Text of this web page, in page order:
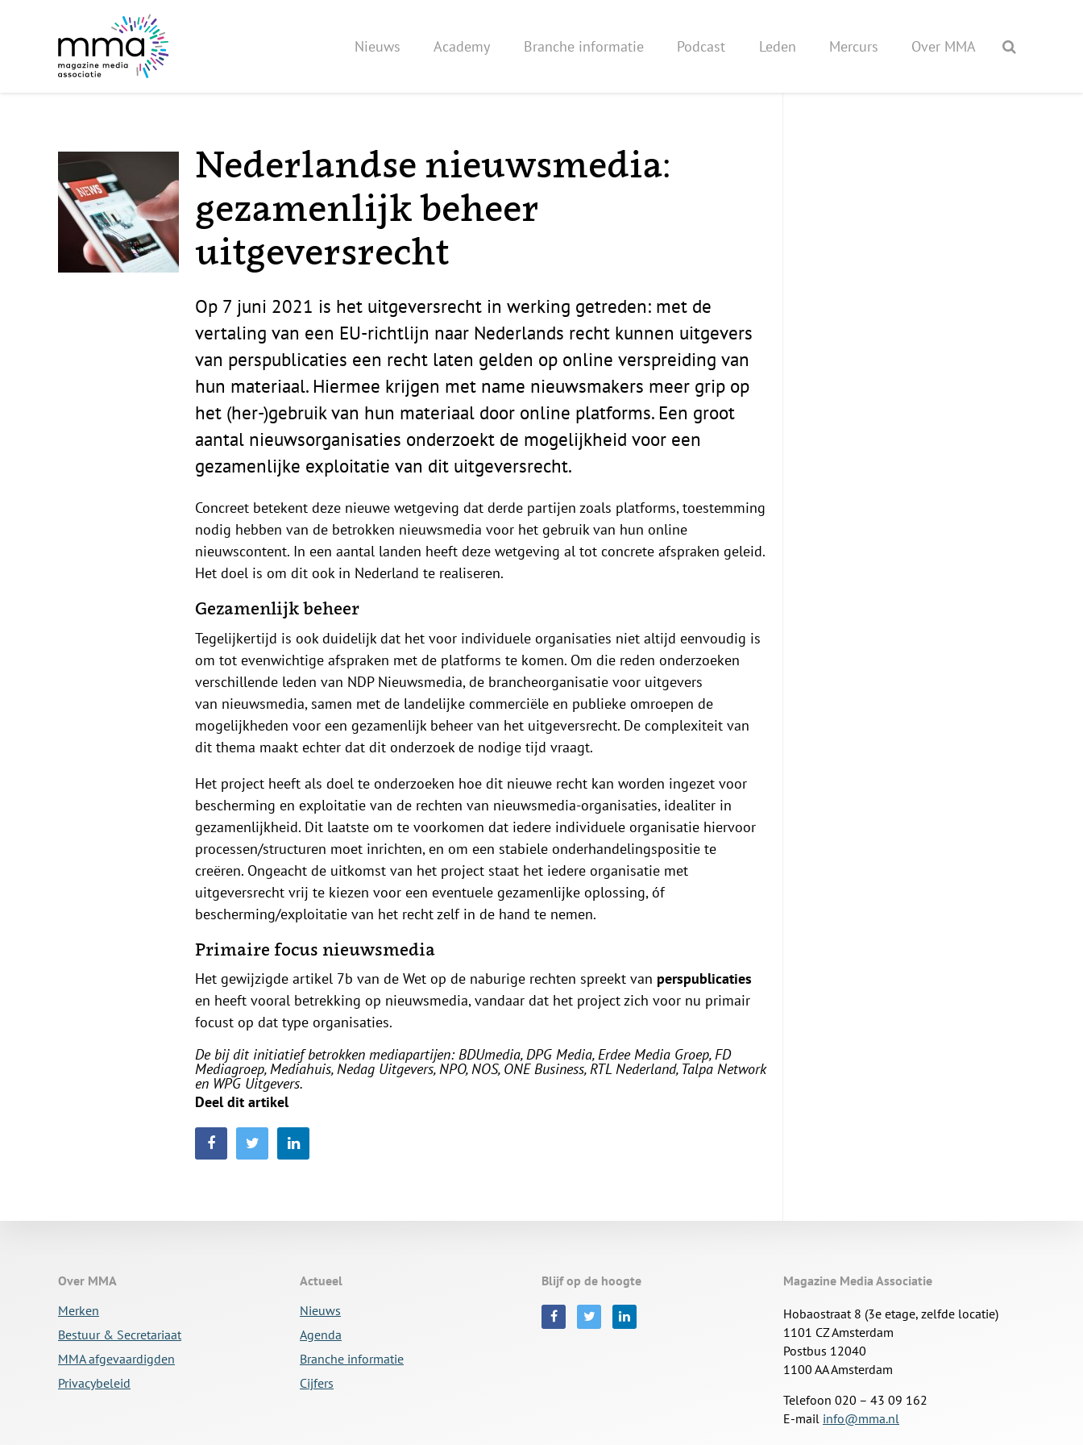
Nieuws Academy Branche informatie Podcast Leden Mercurs Over MMA
Nederlandse nieuwsmedia:
gezamenlijk beheer
uitgeversrecht
Op 7 juni 2021 is het uitgeversrecht in werking getreden: met de
vertaling van een EU-richtlijn naar Nederlands recht kunnen uitgevers
van perspublicaties een recht laten gelden op online verspreiding van
hun materiaal. Hiermee krijgen met name nieuwsmakers meer grip op
het (her-)gebruik van hun materiaal door online platforms. Een groot
aantal nieuwsorganisaties onderzoekt de mogelijkheid voor een
gezamenlijke exploitatie van dit uitgeversrecht.
Concreet betekent deze nieuwe wetgeving dat derde partijen zoals platforms, toestemming
nodig hebben van de betrokken nieuwsmedia voor het gebruik van hun online
nieuwscontent. In een aantal landen heeft deze wetgeving al tot concrete afspraken geleid.
Het doel is om dit ook in Nederland te realiseren.
Gezamenlijk beheer
Tegelijkertijd is ook duidelijk dat het voor individuele organisaties niet altijd eenvoudig is
om tot evenwichtige afspraken met de platforms te komen. Om die reden onderzoeken
verschillende leden van NDP Nieuwsmedia, de brancheorganisatie voor uitgevers
van nieuwsmedia, samen met de landelijke commerciële en publieke omroepen de
mogelijkheden voor een gezamenlijk beheer van het uitgeversrecht. De complexiteit van
dit thema maakt echter dat dit onderzoek de nodige tijd vraagt.
Het project heeft als doel te onderzoeken hoe dit nieuwe recht kan worden ingezet voor
bescherming en exploitatie van de rechten van nieuwsmedia-organisaties, idealiter in
gezamenlijkheid. Dit laatste om te voorkomen dat iedere individuele organisatie hiervoor
processen/structuren moet inrichten, en om een stabiele onderhandelingspositie te
creëren. Ongeacht de uitkomst van het project staat het iedere organisatie met
uitgeversrecht vrij te kiezen voor een eventuele gezamenlijke oplossing, óf
bescherming/exploitatie van het recht zelf in de hand te nemen.
Primaire focus nieuwsmedia
Het gewijzigde artikel 7b van de Wet op de naburige rechten spreekt van perspublicaties
en heeft vooral betrekking op nieuwsmedia, vandaar dat het project zich voor nu primair
focust op dat type organisaties.
De bij dit initiatief betrokken mediapartijen: BDUmedia, DPG Media, Erdee Media Groep, FD
Mediagroep, Mediahuis, Nedag Uitgevers, NPO, NOS, ONE Business, RTL Nederland, Talpa Network
en WPG Uitgevers.
Deel dit artikel
Over MMA
Merken
Bestuur & Secretariaat
MMA afgevaardigden
Privacybeleid
Actueel
Nieuws
Agenda
Branche informatie
Cijfers
Blijf op de hoogte Magazine Media Associatie
Hobaostraat 8 (3e etage, zelfde locatie)
1101 CZ Amsterdam
Postbus 12040
1100 AA Amsterdam
Telefoon 020 – 43 09 162
E-mail info@mma.nl